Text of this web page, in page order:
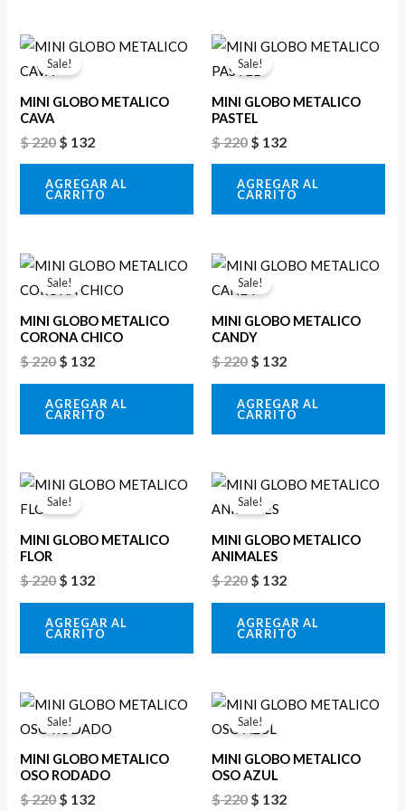
Sale!
MINI GLOBO METALICO
CAVA
$220
El
precio
original
era:
$ 132
El
es:
AGREGAR AL
CARRITO
Sale!
MINI GLOBO METALICO
PASTEL
$220
El
precio
original
era:
$ 220.
$ 132
El
es:
AGREGAR AL
CARRITO
Sale!
MINI GLOBO METALICO
CORONA CHICO
$220
El
precio
original
era:
$ 220.
$ 132
El
actual
es:
$ 132.
AGREGAR AL
CARRITO
Sale!
MINI GLOBO METALICO
CANDY
$220
El
precio
original
era:
$ 220.
$ 132
El
es:
AGREGAR AL
CARRITO
Sale!
MINI GLOBO METALICO
FLOR
$220
El
precio
original
era:
$ 132
El
es:
AGREGAR AL
CARRITO
Sale!
MINI GLOBO METALICO
ANIMALES
$220
El
precio
original
era:
$ 220.
$ 132
El
es:
AGREGAR AL
CARRITO
Sale!
MINI GLOBO METALICO
OSO RODADO
$220
El
precio
original
era:
$ 220.
$ 132
El
actual
es:
$ 132.
Sale!
MINI GLOBO METALICO
OSO AZUL
$220
El
precio
original
era:
$ 220.
$ 132
El
es: